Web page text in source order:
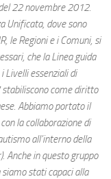
22 novembre 2012.
Unificata, dove sono
le Regioni e i Comuni, si
che la Linea guida
Livelli essenziali di
come diritto
Abbiamo portato il
la collaborazione di
all’interno della
Anche in questo gruppo
stati capaci alla